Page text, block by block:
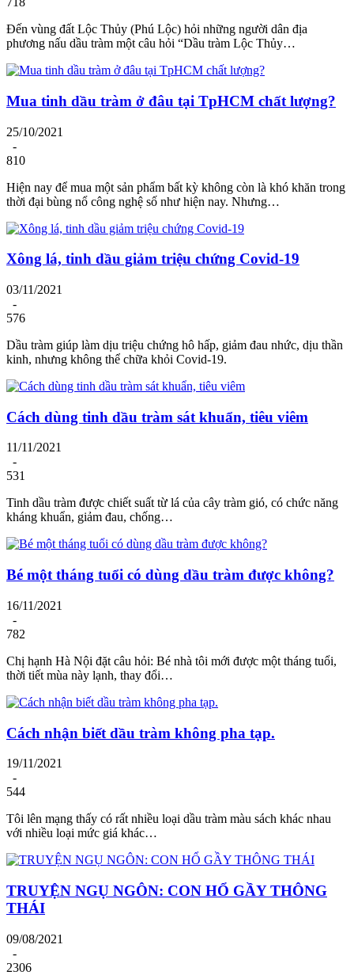
Đến vùng đất Lộc Thủy (Phú Lộc) hỏi những người dân địa
phương nấu dầu tràm một câu hỏi “Dầu tràm Lộc Thủy…
Mua tinh dầu tràm ở đâu tại TpHCM chất lượng?
25/10/2021
-
810
Hiện nay để mua một sản phẩm bất kỳ không còn là khó khăn trong
thời đại bùng nổ công nghệ số như hiện nay. Nhưng…
Xông lá, tinh dầu giảm triệu chứng Covid-19
03/11/2021
-
576
Dầu tràm giúp làm dịu triệu chứng hô hấp, giảm đau nhức, dịu thần
kinh, nhưng không thể chữa khỏi Covid-19.
Cách dùng tinh dầu tràm sát khuẩn, tiêu viêm
11/11/2021
-
531
Tinh dầu tràm được chiết suất từ lá của cây tràm gió, có chức năng
kháng khuẩn, giảm đau, chống…
Bé một tháng tuổi có dùng dầu tràm được không?
16/11/2021
-
782
Chị hạnh Hà Nội đặt câu hỏi: Bé nhà tôi mới được một tháng tuổi,
thời tiết mùa này lạnh, thay đổi…
Cách nhận biết dầu tràm không pha tạp.
19/11/2021
-
544
Tôi lên mạng thấy có rất nhiều loại dầu tràm màu sách khác nhau
với nhiều loại mức giá khác…
TRUYỆN NGỤ NGÔN: CON HỔ GẦY THÔNG
THÁI
09/08/2021
-
2306